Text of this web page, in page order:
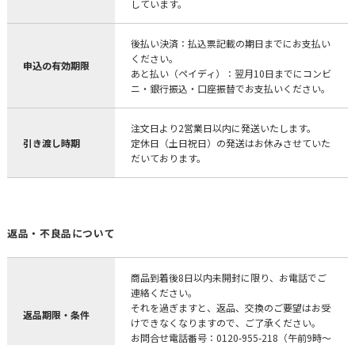
しています。
申込の有効期限
後払い決済：払込票記載の期日までにお支払い
ください。
あと払い（ペイディ）：翌月10日までにコンビ
ニ・銀行振込・口座振替でお支払いください。
引き渡し時期
注文日より2営業日以内に発送いたします。
定休日（土日祝日）の発送はお休みさせていた
だいております。
返品・不良品について
返品期限・条件
商品到着後8日以内未開封に限り、お電話でご
連絡ください。
それを過ぎますと、返品、交換のご要望はお受
けできなくなりますので、ご了承ください。
お問合せ電話番号：0120-955-218（午前9時～